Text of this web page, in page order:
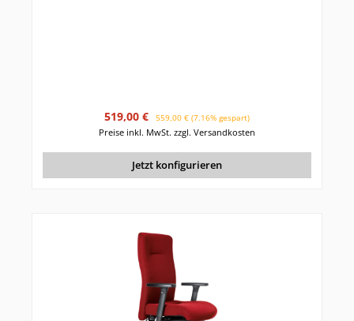
Verkaufspreis:
519,00 € Regulärer Preis:
559,00 € (7.16% gespart)
Preise inkl. MwSt. zzgl. Versandkosten
Jetzt konfigurieren